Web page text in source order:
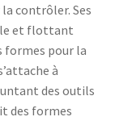
contrôler. Ses
et flottant
formes pour la
à
des outils
des formes